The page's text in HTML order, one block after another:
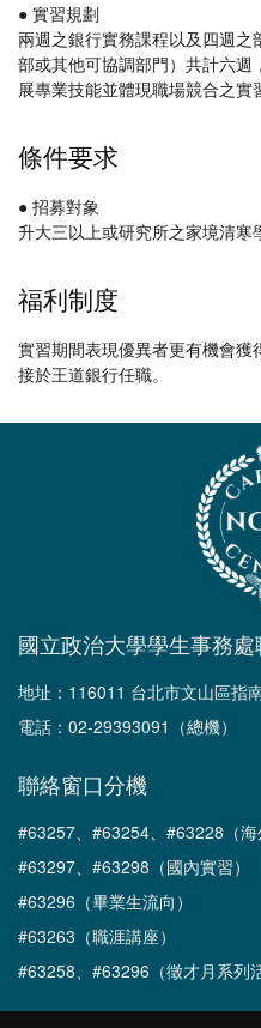
● 實習規劃
兩週之銀行實務課程以及四週
部或其他可協調部門）共計六
展專業技能並體現職場競合之實
條件要求
● 招募對象
升大三以上或研究所之家境清寒
福利制度
實習期間表現優異者更有機會
接於王道銀行任職。
國立政治大學學生事務
地址：116011 台北市文山區指
電話：02-29393091（總機）
聯絡窗口分機
#63257、#63254、#63228（海
#63297、#63298（國內實習）
#63296（畢業生流向）
#63263（職涯講座）
#63258、#63296（徵才月系列